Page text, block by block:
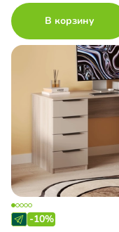
В корзину
-10%